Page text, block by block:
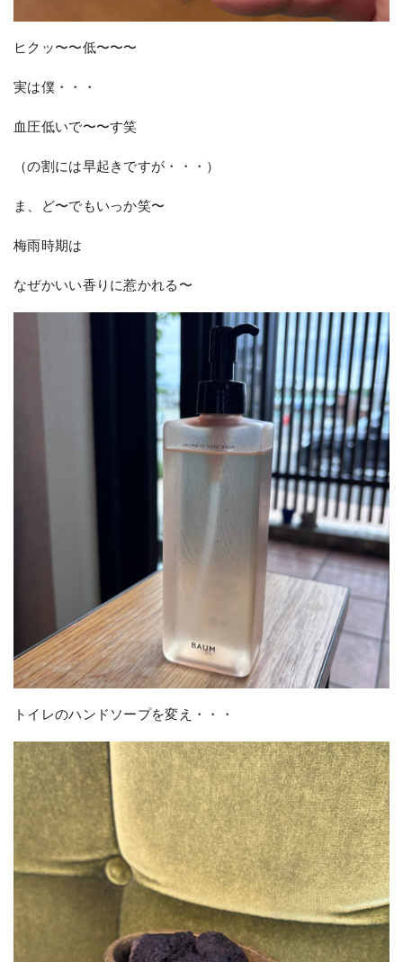
ヒクッ〜〜低〜〜〜
実は僕・・・
血圧低いで〜〜す笑
（の割には早起きですが・・・）
ま、ど〜でもいっか笑〜
梅雨時期は
なぜかいい香りに惹かれる〜
トイレのハンドソープを変え・・・